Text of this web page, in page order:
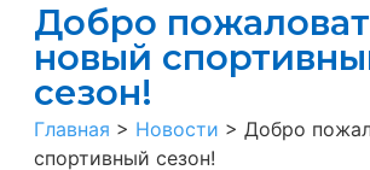
Добро
новый
сезон!
Главная > Новости > Добро
спортивный сезон!